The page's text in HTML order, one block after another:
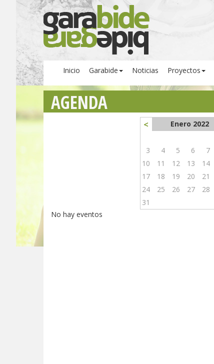
Inicio Garabide Noticias Proyectos
AGENDA
< Enero 2022
3
4 5 6 7
10
11 12 13 14
17
18 19 20 21
24
25 26 27 28
31
No hay eventos